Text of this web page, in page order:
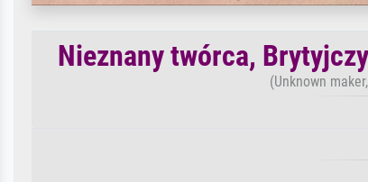
Nieznany twórca,
(Unknown